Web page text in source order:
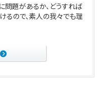
問題があるか、どうすれば
るので、素人の我々でも理